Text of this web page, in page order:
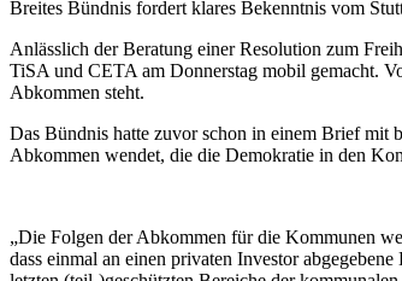
Breites Bündnis fordert klares Bekenntnis vom
Anlässlich der Beratung einer Resolution zum
TiSA und CETA am Donnerstag mobil gemacht.
Abkommen steht.
Das Bündnis hatte zuvor schon in einem Brief mit
Abkommen wendet, die die Demokratie in den
„Die Folgen der Abkommen für die Kommunen
dass einmal an einen privaten Investor